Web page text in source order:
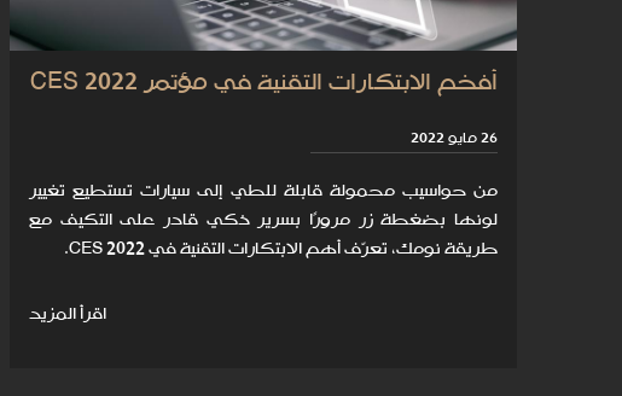
أفخم الابتكارات التقنية في مؤتمر CES 2022
26 مايو 2022
من حواسيب محمولة قابلة للطي إلى سيارات تستطيع تغيير
لونها بضغطة زر مرورًا بسرير ذكي قادر على التكيف مع
طريقة نومك، تعرّف أهم الابتكارات التقنية في CES 2022.
اقرأ المزيد